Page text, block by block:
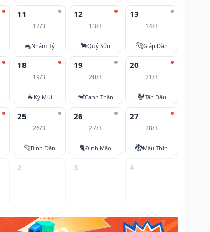
11
12/3
🐀Nhâm Tý
12
13/3
🐂Quý Sửu
13
14/3
🐅Giáp Dần
18
19/3
🐐 Kỷ Mùi
19
20/3
🐒Canh Thân
20
21/3
🐓Tân Dậu
25
26/3
🐅Bính Dần
26
27/3
🐈Đinh Mão
27
28/3
🐉Mậu Thìn
2 3 4